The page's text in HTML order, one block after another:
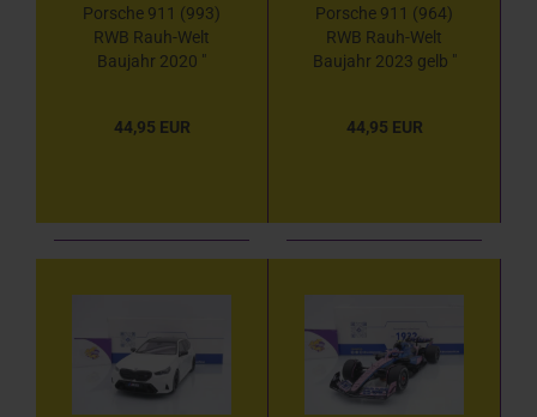
Porsche 911 (993)
RWB Rauh-Welt
Baujahr 2020 "
44,95 EUR
Porsche 911 (964)
RWB Rauh-Welt
Baujahr 2023 gelb "
44,95 EUR